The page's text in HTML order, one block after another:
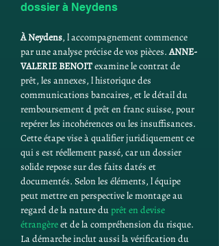
dossier à Neydens
À Neydens, l accompagnement commence
par une analyse précise de vos pièces. ANNE-
VALERIE BENOIT examine le contrat de
prêt, les annexes, l historique des
communications bancaires, et le détail du
remboursement d prêt en franc suisse, pour
repérer les incohérences ou les insuffisances.
Cette étape vise à qualifier juridiquement ce
qui s est réellement passé, car un dossier
solide repose sur des faits datés et
documentés. Selon les éléments, l équipe
peut mettre en perspective le montage au
regard de la nature du prêt en devise
étrangère et de la compréhension du risque.
La démarche inclut aussi la vérification du